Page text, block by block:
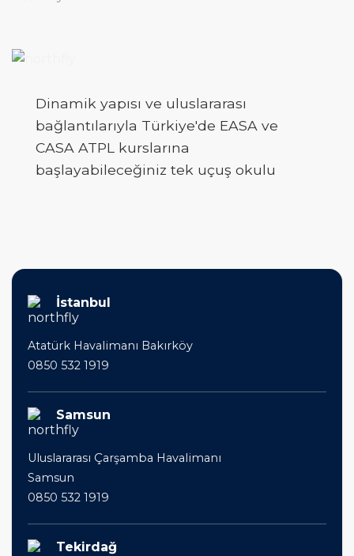
Dinamik yapısı ve uluslararası
bağlantılarıyla Türkiye'de EASA ve
CASA ATPL kurslarına
başlayabileceğiniz tek uçuş okulu
İstanbul
Atatürk Havalimanı Bakırköy
0850 532 1919
Samsun
Uluslararası Çarşamba Havalimanı
Samsun
0850 532 1919
Tekirdağ